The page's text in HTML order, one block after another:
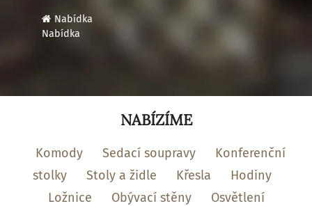
Nabídka
Nabídka
NABÍZÍME
Komody Sedací soupravy
Konferenční
stolky
Stoly a židle Křesla
Hodiny
Ložnice
Obývací stěny
Osvětlení